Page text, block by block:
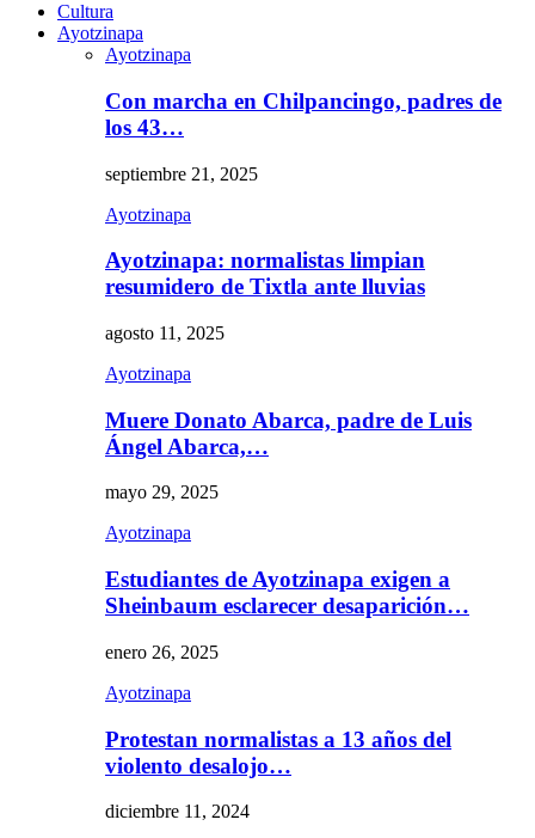
Cultura
Ayotzinapa
Ayotzinapa
Con marcha en Chilpancingo, padres de
los 43…
septiembre 21, 2025
Ayotzinapa
Ayotzinapa: normalistas limpian
resumidero de Tixtla ante lluvias
agosto 11, 2025
Ayotzinapa
Muere Donato Abarca, padre de Luis
Ángel Abarca,…
mayo 29, 2025
Ayotzinapa
Estudiantes de Ayotzinapa exigen a
Sheinbaum esclarecer desaparición…
enero 26, 2025
Ayotzinapa
Protestan normalistas a 13 años del
violento desalojo…
diciembre 11, 2024